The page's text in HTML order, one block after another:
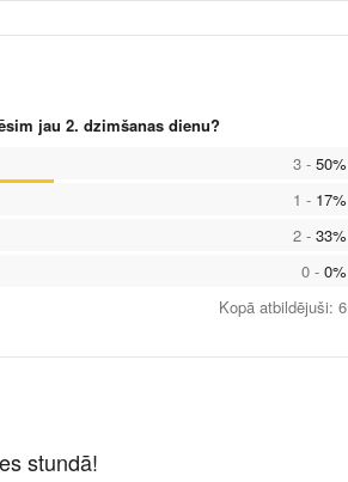
jau 2. dzimšanas dienu?
3 - 50%
1 - 17%
2 - 33%
0 - 0%
Kopā atbildējuši: 6
stundā!